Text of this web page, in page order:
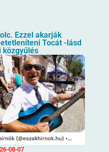
Ezzel akarják
Tocát -lásd
közgyűlés
08-07